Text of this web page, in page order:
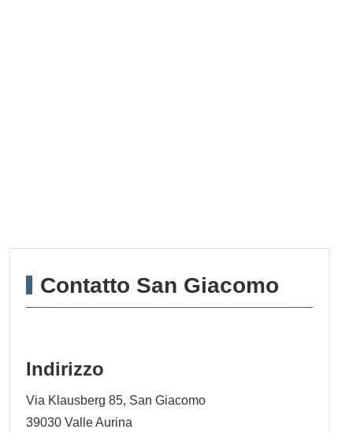
Contatto San Giacomo
Indirizzo
Via Klausberg 85, San Giacomo
39030 Valle Aurina